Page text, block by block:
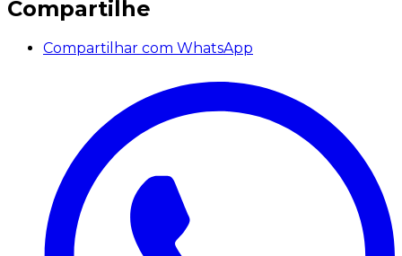
Compartilhe
Compartilhar com WhatsApp